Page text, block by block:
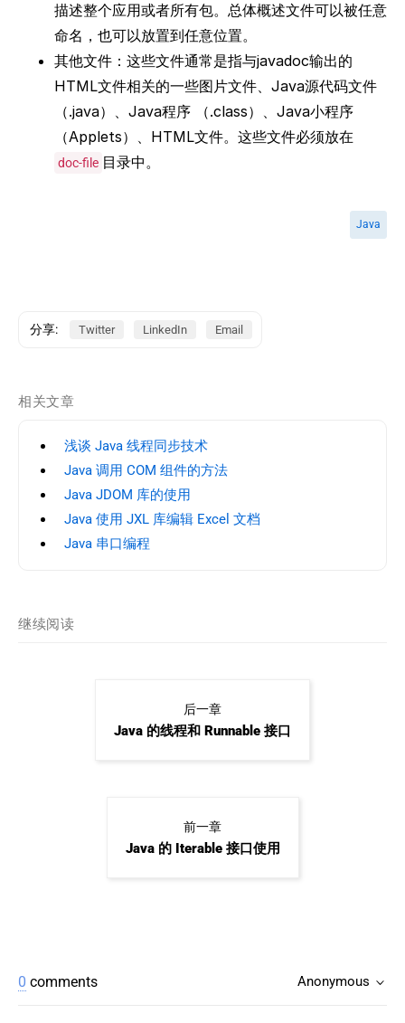
描述整个应用或者所有包。总体概述文件可以被任意
命名，也可以放置到任意位置。
其他文件：这些文件通常是指与javadoc输出的
HTML文件相关的一些图片文件、Java源代码文件
（.java）、Java程序 （.class）、Java小程序
（Applets）、HTML文件。这些文件必须放在
doc-file 目录中。
Java
分享: Twitter LinkedIn Email
相关文章
浅谈 Java 线程同步技术
Java 调用 COM 组件的方法
Java JDOM 库的使用
Java 使用 JXL 库编辑 Excel 文档
Java 串口编程
继续阅读
前一章
Java 的 Iterable 接口使用
后一章
Java 的线程和 Runnable 接口
0 comments Anonymous